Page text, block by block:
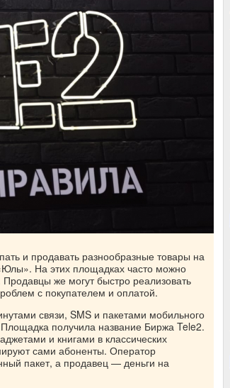
и продавать разнообразные товары на
На этих площадках часто можно
же могут быстро реализовать
с покупателем и оплатой.
связи, SMS и пакетами мобильного
получила название Биржа Tele2.
и книгами в классических
сами абоненты. Оператор
пакет, а продавец — деньги на